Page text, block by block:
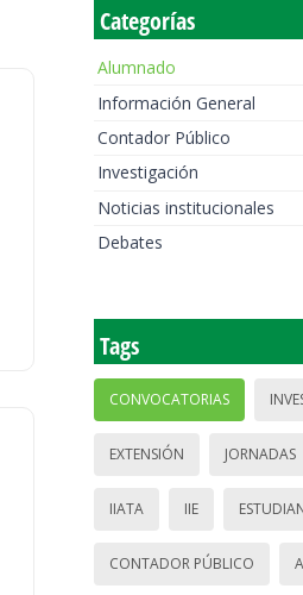
Categorías
Alumnado
Información General
Contador Público
Investigación
Noticias institucionales
Debates
Tags
CONVOCATORIAS
EXTENSIÓN JORNADAS
IIATA IIE
CONTADOR PÚBLICO